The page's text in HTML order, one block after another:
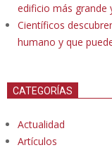
edificio más grande
Científicos
humano y que
CATEGORÍAS
Actualidad
Artículos